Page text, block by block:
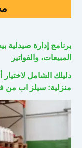
برنامج إدارة صيدلية
المبيعات، والفواتير
دليلك الشامل
منزلية: سيلز اب من